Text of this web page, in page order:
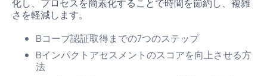
化し、プロセスを簡素化することで時間を節約し、複雑
さを軽減します。
Bコープ認証取得までの7つのステップ
Bインパクトアセスメントのスコアを向上させる方
法